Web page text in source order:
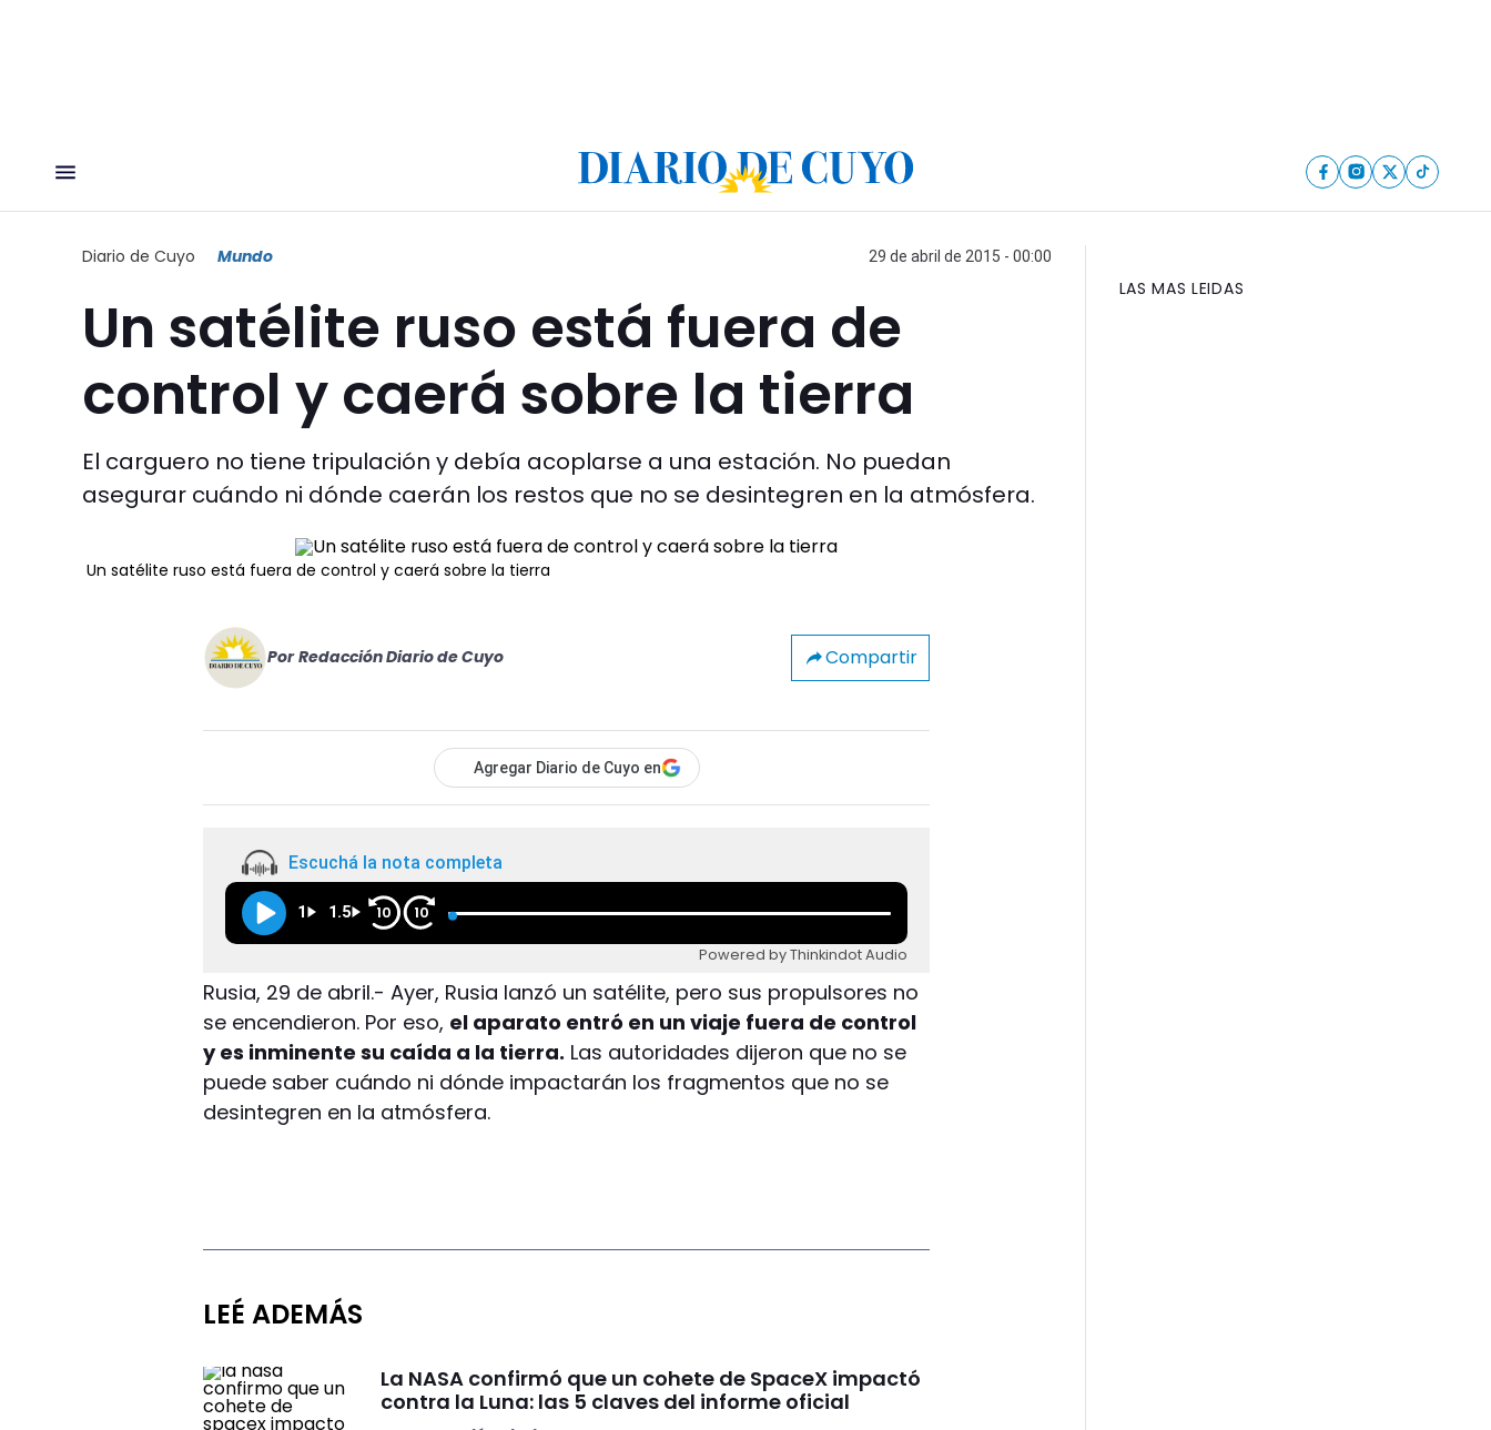
Diario de Cuyo Mundo 29 de abril de 2015 - 00:00
Un satélite ruso está fuera de
control y caerá sobre la tierra
El carguero no tiene tripulación y debía acoplarse a una estación. No puedan
asegurar cuándo ni dónde caerán los restos que no se desintegren en la atmósfera.
Un satélite ruso está fuera de control y caerá sobre la tierra
Por Redacción Diario de Cuyo Compartir
Agregar Diario de Cuyo en
Escuchá la nota completa
1 1.5 10 10
Powered by Thinkindot Audio
Rusia, 29 de abril.- Ayer, Rusia lanzó un satélite, pero sus propulsores no
se encendieron. Por eso, el aparato entró en un viaje fuera de control
y es inminente su caída a la tierra. Las autoridades dijeron que no se
puede saber cuándo ni dónde impactarán los fragmentos que no se
desintegren en la atmósfera.
LEÉ ADEMÁS
La NASA confirmó que un cohete de SpaceX impactó
contra la Luna: las 5 claves del informe oficial
LAS MAS LEIDAS